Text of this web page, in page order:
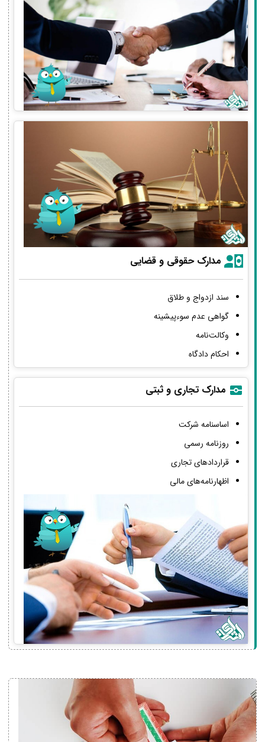
مدارک حقوقی و قضایی
سند ازدواج و طلاق
گواهی عدم سوءپیشینه
وکالت‌نامه
احکام دادگاه
مدارک تجاری و ثبتی
اساسنامه شرکت
روزنامه رسمی
قراردادهای تجاری
اظهارنامه‌های مالی